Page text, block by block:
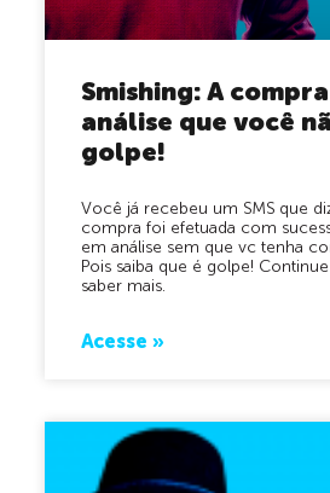
Smishing: A
análise que você
golpe!
Você já recebeu um SMS que
compra foi efetuada com
em análise sem que vc tenha
Pois saiba que é golpe!
saber mais.
Acesse »